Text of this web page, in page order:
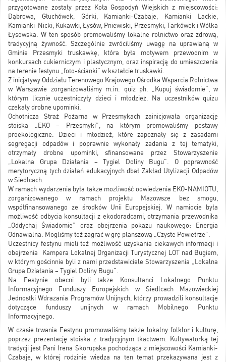
przygotowane zostały przez Koła Gospodyń Wiejskich z miejscowości:
Dąbrowa, Głuchówek, Górki, Kamianki-Czabaje, Kamianki Lackie,
Kamianki-Nicki, Kukawki, Łysów, Pniewiski, Przesmyki, Tarkówek i Wólka
Łysowska. W ten sposób promowaliśmy lokalne rolnictwo oraz zdrową,
tradycyjną żywność. Szczególnie zwróciliśmy uwagę na uprawianą w
Gminie Przesmyki truskawkę, która była motywem przewodnim w
konkursach cukierniczym i plastycznym, oraz inspiracją do umieszczenia
na terenie festynu „foto-ścianki” w kształcie truskawki.
Z inicjatywy Oddziału Terenowego Krajowego Ośrodka Wsparcia Rolnictwa
w Warszawie zorganizowaliśmy m.in. quiz ph. „Kupuj świadomie”, w
którym licznie uczestniczyły dzieci i młodzież. Na uczestników quizu
czekały drobne upominki.
Ochotnicza Straż Pożarna w Przesmykach zainicjowała organizację
stoiska „EKO – Przesmyki”, na którym promowaliśmy postawy
proekologiczne. Dzieci i młodzież, które zapoznały się z zasadami
segregacji odpadów i poprawnie wykonały zadania z tej tematyki,
otrzymały drobne upominki, sfinansowane przez Stowarzyszenie
„Lokalna Grupa Działania – Tygiel Doliny Bugu”. O poprawność
merytoryczną tych działań edukacyjnych dbał Zakład Utylizacji Odpadów
w Siedlcach.
W ramach wydarzenia była także możliwość odwiedzenia EKO-NAMIOTU,
zorganizowanego w ramach projektu Mazowsze bez smogu,
współfinansowanego ze środków Unii Europejskiej. W namiocie była
możliwość odbycia konsultacji z ekodoradcami, otrzymania przewodnika
„Oddychaj Świadomie” oraz obejrzenia pokazu naukowego: Energia
Odnawialna. Mogliśmy też zagrać w grę planszową „Czyste Powietrze”.
Uczestnicy festynu mieli też możliwość uzyskania ciekawych informacji i
obejrzenia Kampera Lokalnej Organizacji Turystycznej LOT nad Bugiem,
w którym gościnnie byli z nami przedstawiciele Stowarzyszenia „Lokalna
Grupa Działania – Tygiel Doliny Bugu”.
Na Festynie obecni byli także Konsultanci Lokalnego Punktu
Informacyjnego Funduszy Europejskich w Siedlcach Mazowieckiej
Jednostki Wdrażania Programów Unijnych, którzy prowadzili konsultacje
dotyczące funduszy unijnych w ramach Mobilnego Punktu
Informacyjnego.
W czasie trwania Festynu promowaliśmy także lokalny folklor i kulturę,
poprzez prezentację stoiska z tradycyjnym tkactwem. Kultywatorką tej
tradycji jest Pani Irena Skorupska pochodząca z miejscowości Kamianki-
Czabaje, w której rodzinie wiedza na ten temat przekazywana jest z